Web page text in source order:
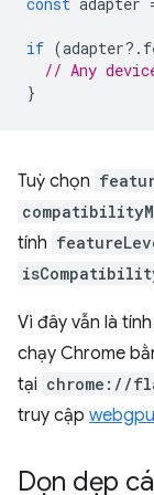
if (adapter? .
// Any
}
Tuỳ chọn
tính
Vì đây vẫn là
chạy Chrome
tại chrome://
truy cập
Dọn dẹp